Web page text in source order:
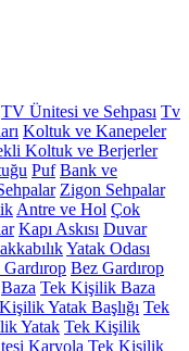
TV Ünitesi ve Sehpası Tv
Koltuk ve Kanepeler
Koltuk ve Berjerler
Puf Bank ve
Zigon Sehpalar
Antre ve Hol Çok
Kapı Askısı Duvar
Yatak Odası
Bez Gardırop
Baza Tek Kişilik Baza
Yatak Başlığı Tek
Yatak Tek Kişilik
Karyola Tek Kişilik